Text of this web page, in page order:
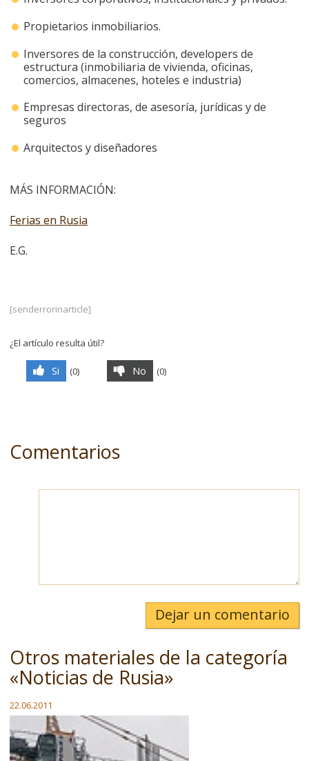
Propietarios inmobiliarios.
Inversores de la construcción, developers de
estructura (inmobiliaria de vivienda, oficinas,
comercios, almacenes, hoteles e industria)
Empresas directoras, de asesoría, jurídicas y de
seguros
Arquitectos y diseñadores
MÁS INFORMACIÓN:
Ferias en Rusia
E.G.
[senderrorinarticle]
¿El artículo resulta útil?
Si (0) No (0)
Comentarios
Dejar un comentario
Otros materiales de la categoría
«Noticias de Rusia»
22.06.2011